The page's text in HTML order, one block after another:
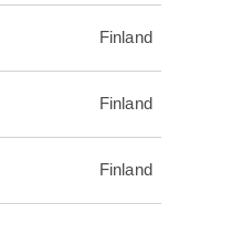
Finland
Finland
Finland